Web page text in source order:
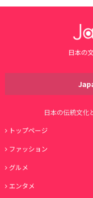
日本の
日本の伝統文化
トップページ
ファッション
グルメ
エンタメ